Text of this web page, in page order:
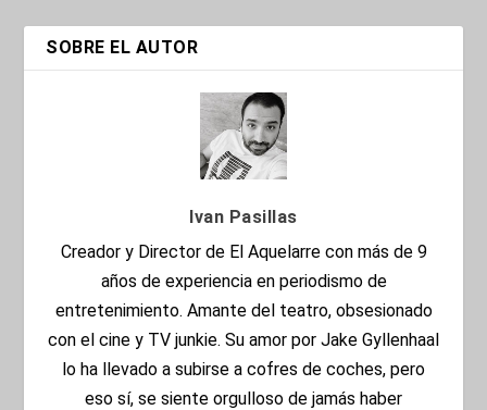
SOBRE EL AUTOR
Ivan Pasillas
Creador y Director de El Aquelarre con más de 9
años de experiencia en periodismo de
entretenimiento. Amante del teatro, obsesionado
con el cine y TV junkie. Su amor por Jake Gyllenhaal
lo ha llevado a subirse a cofres de coches, pero
eso sí, se siente orgulloso de jamás haber